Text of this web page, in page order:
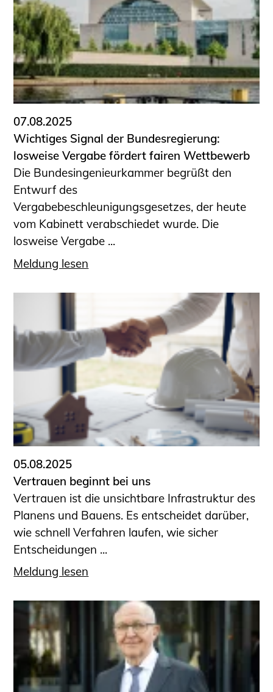
07.08.2025
Wichtiges Signal der Bundesregierung:
losweise Vergabe fördert fairen Wettbewerb
Die Bundesingenieurkammer begrüßt den
Entwurf des
Vergabebeschleunigungsgesetzes, der heute
vom Kabinett verabschiedet wurde. Die
losweise Vergabe ...
Meldung lesen
05.08.2025
Vertrauen beginnt bei uns
Vertrauen ist die unsichtbare Infrastruktur des
Planens und Bauens. Es entscheidet darüber,
wie schnell Verfahren laufen, wie sicher
Entscheidungen ...
Meldung lesen